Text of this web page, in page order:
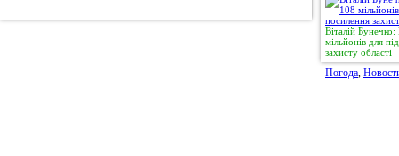
Віталій
мільйонів для
захисту області
Погода,